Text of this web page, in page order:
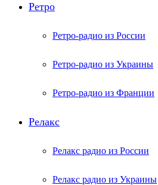
Ретро
Ретро-радио из России
Ретро-радио из Украины
Ретро-радио из Франции
Релакс
Релакс радио из России
Релакс радио из Украины